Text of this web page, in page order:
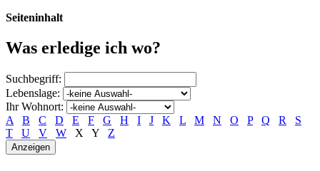
Seiteninhalt
Was erledige ich wo?
Suchbegriff:
Lebenslage:
Ihr Wohnort:
A
B C D E F G H I J K L M N O P Q R
S
T
U V W X Y Z